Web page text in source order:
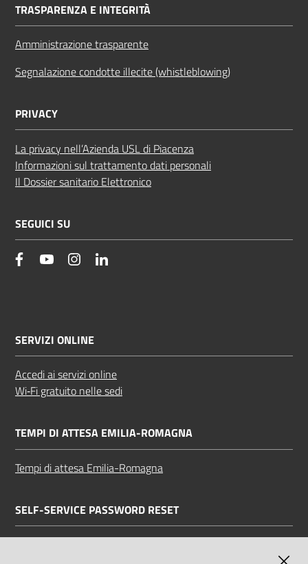
TRASPARENZA E INTEGRITÀ
Amministrazione trasparente
Segnalazione condotte illecite (whistleblowing)
PRIVACY
La privacy nell’Azienda USL di Piacenza
Informazioni sul trattamento dati personali
Il Dossier sanitario Elettronico
SEGUICI SU
facebookYouTube Instagram
SERVIZI ONLINE
Accedi ai servizi online
Wi‑Fi gratuito nelle sedi
TEMPI DI ATTESA EMILIA-ROMAGNA
Tempi di attesa Emilia-Romagna
SELF-SERVICE PASSWORD RESET